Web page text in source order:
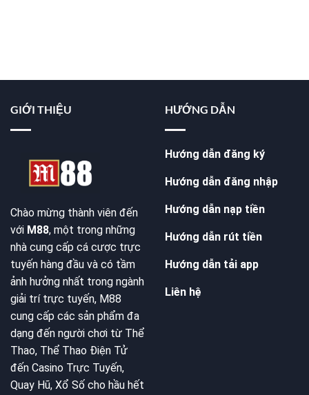
GIỚI THIỆU
Chào mừng thành viên đến
với M88, một trong những
nhà cung cấp cá cược trực
tuyến hàng đầu và có tầm
ảnh hưởng nhất trong ngành
giải trí trực tuyến, M88
cung cấp các sản phẩm đa
dạng đến người chơi từ Thể
Thao, Thể Thao Điện Tử
đến Casino Trực Tuyến,
Quay Hũ, Xổ Số cho hầu hết
HƯỚNG DẪN
Hướng dẫn đăng ký
Hướng dẫn đăng nhập
Hướng dẫn nạp tiền
Hướng dẫn rút tiền
Hướng dẫn tải app
Liên hệ